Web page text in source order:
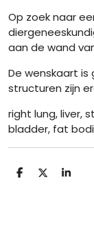
Op zoek naar
aan de wand
De wenskaart
structuren zijn
right lung, liver,
bladder, fat
D D S